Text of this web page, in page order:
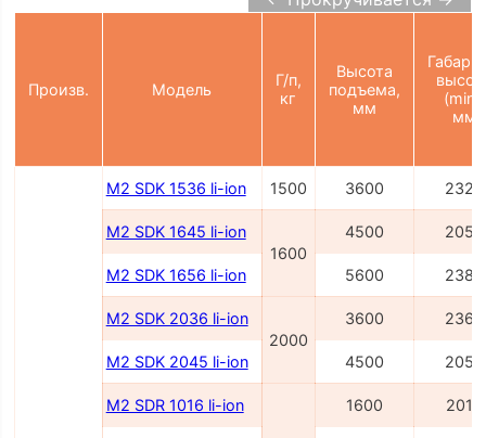
Произв. Модель
Г/п,
кг
Высота
подъема,
мм
(min),
мм
M2 SDK 1536 li-ion 1500 3600 2327
M2 SDK 1645 li-ion
1600
4500 2054
M2 SDK 1656 li-ion 5600 2386
M2 SDK 2036 li-ion
2000
3600 2362
M2 SDK 2045 li-ion 4500 2054
M2 SDR 1016 li-ion 1600 2014